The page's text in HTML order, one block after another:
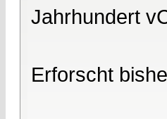
Jahrhundert
Erforscht